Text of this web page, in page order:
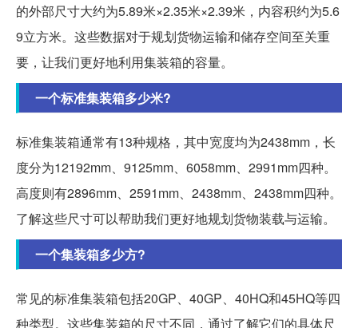
的外部尺寸大约为5.89米×2.35米×2.39米，内容积约为5.6
9立方米。这些数据对于规划货物运输和储存空间至关重
要，让我们更好地利用集装箱的容量。
一个标准集装箱多少米?
标准集装箱通常有13种规格，其中宽度均为2438mm，长
度分为12192mm、9125mm、6058mm、2991mm四种。
高度则有2896mm、2591mm、2438mm、2438mm四种。
了解这些尺寸可以帮助我们更好地规划货物装载与运输。
一个集装箱多少方?
常见的标准集装箱包括20GP、40GP、40HQ和45HQ等四
种类型。这些集装箱的尺寸不同，通过了解它们的具体尺